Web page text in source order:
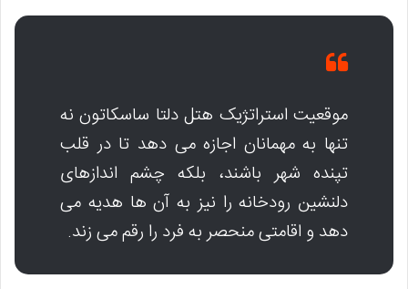
موقعیت استراتژیک هتل دلتا ساسکاتون نه
تنها به مهمانان اجازه می دهد تا در قلب
تپنده شهر باشند، بلکه چشم اندازهای
دلنشین رودخانه را نیز به آن ها هدیه می
دهد و اقامتی منحصر به فرد را رقم می زند.